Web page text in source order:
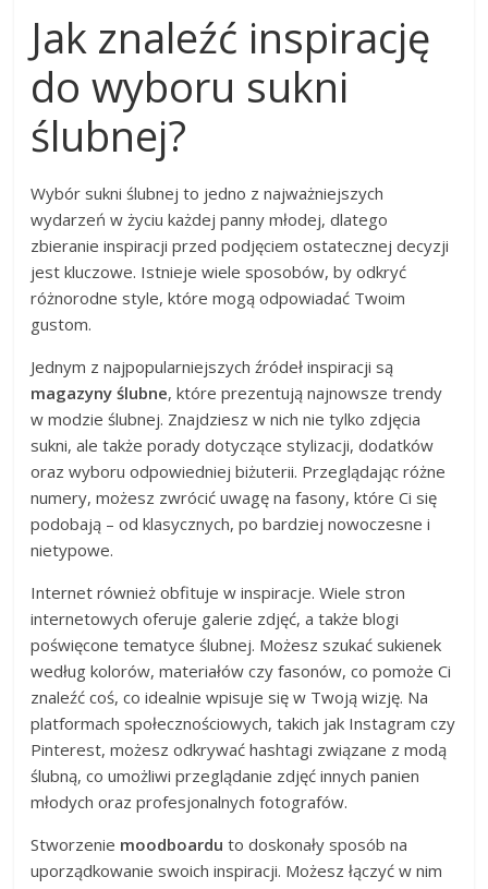
Jak znaleźć inspirację
do wyboru sukni
ślubnej?
Wybór sukni ślubnej to jedno z najważniejszych
wydarzeń w życiu każdej panny młodej, dlatego
zbieranie inspiracji przed podjęciem ostatecznej decyzji
jest kluczowe. Istnieje wiele sposobów, by odkryć
różnorodne style, które mogą odpowiadać Twoim
gustom.
Jednym z najpopularniejszych źródeł inspiracji są
magazyny ślubne, które prezentują najnowsze trendy
w modzie ślubnej. Znajdziesz w nich nie tylko zdjęcia
sukni, ale także porady dotyczące stylizacji, dodatków
oraz wyboru odpowiedniej biżuterii. Przeglądając różne
numery, możesz zwrócić uwagę na fasony, które Ci się
podobają – od klasycznych, po bardziej nowoczesne i
nietypowe.
Internet również obfituje w inspiracje. Wiele stron
internetowych oferuje galerie zdjęć, a także blogi
poświęcone tematyce ślubnej. Możesz szukać sukienek
według kolorów, materiałów czy fasonów, co pomoże Ci
znaleźć coś, co idealnie wpisuje się w Twoją wizję. Na
platformach społecznościowych, takich jak Instagram czy
Pinterest, możesz odkrywać hashtagi związane z modą
ślubną, co umożliwi przeglądanie zdjęć innych panien
młodych oraz profesjonalnych fotografów.
Stworzenie moodboardu to doskonały sposób na
uporządkowanie swoich inspiracji. Możesz łączyć w nim